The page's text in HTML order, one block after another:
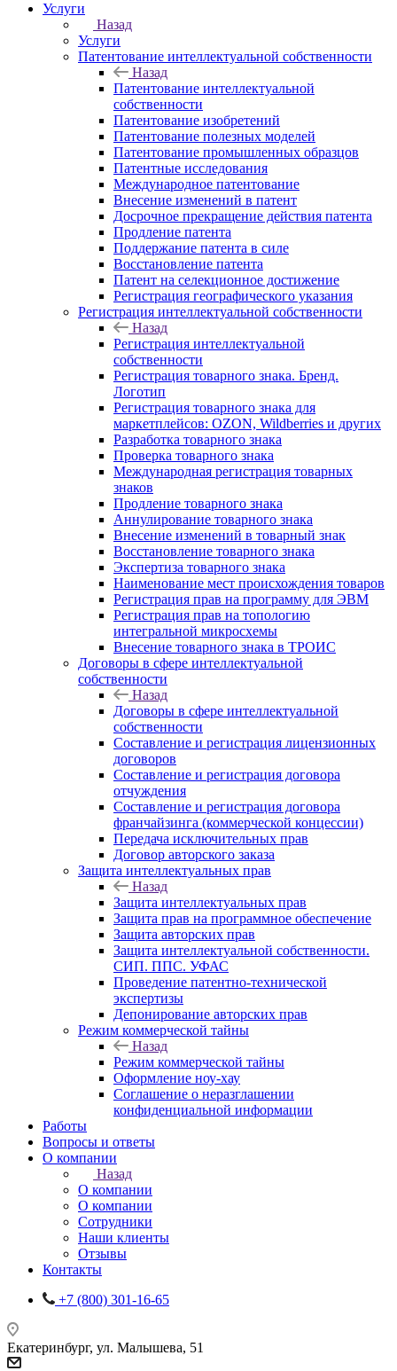
Услуги
Назад
Услуги
Патентование интеллектуальной собственности
Назад
Патентование интеллектуальной
собственности
Патентование изобретений
Патентование полезных моделей
Патентование промышленных образцов
Патентные исследования
Международное патентование
Внесение изменений в патент
Досрочное прекращение действия патента
Продление патента
Поддержание патента в силе
Восстановление патента
Патент на селекционное достижение
Регистрация географического указания
Регистрация интеллектуальной собственности
Назад
Регистрация интеллектуальной
собственности
Регистрация товарного знака. Бренд.
Логотип
Регистрация товарного знака для
маркетплейсов: OZON, Wildberries и других
Разработка товарного знака
Проверка товарного знака
Международная регистрация товарных
знаков
Продление товарного знака
Аннулирование товарного знака
Внесение изменений в товарный знак
Восстановление товарного знака
Экспертиза товарного знака
Наименование мест происхождения товаров
Регистрация прав на программу для ЭВМ
Регистрация прав на топологию
интегральной микросхемы
Внесение товарного знака в ТРОИС
Договоры в сфере интеллектуальной
собственности
Назад
Договоры в сфере интеллектуальной
собственности
Составление и регистрация лицензионных
договоров
Составление и регистрация договора
отчуждения
Составление и регистрация договора
франчайзинга (коммерческой концессии)
Передача исключительных прав
Договор авторского заказа
Защита интеллектуальных прав
Назад
Защита интеллектуальных прав
Защита прав на программное обеспечение
Защита авторских прав
Защита интеллектуальной собственности.
СИП. ППС. УФАС
Проведение патентно-технической
экспертизы
Депонирование авторских прав
Режим коммерческой тайны
Назад
Режим коммерческой тайны
Оформление ноу-хау
Соглашение о неразглашении
конфиденциальной информации
Работы
Вопросы и ответы
О компании
Назад
О компании
О компании
Сотрудники
Наши клиенты
Отзывы
Контакты
+7 (800) 301-16-65
Екатеринбург, ул. Малышева, 51